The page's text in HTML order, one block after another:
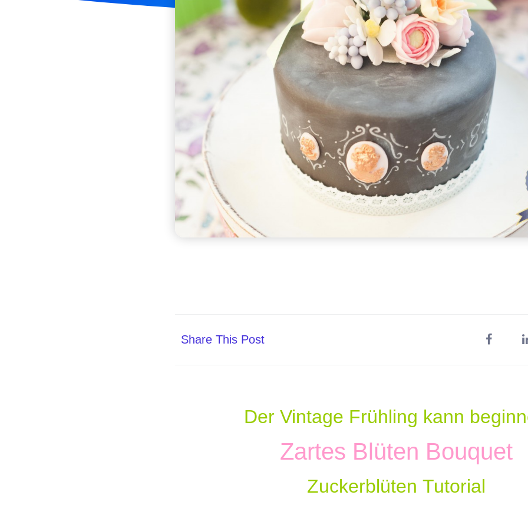
Share This Post
Der Vintage Frühling kann
Zartes Blüten Bouquet
Zuckerblüten Tutorial